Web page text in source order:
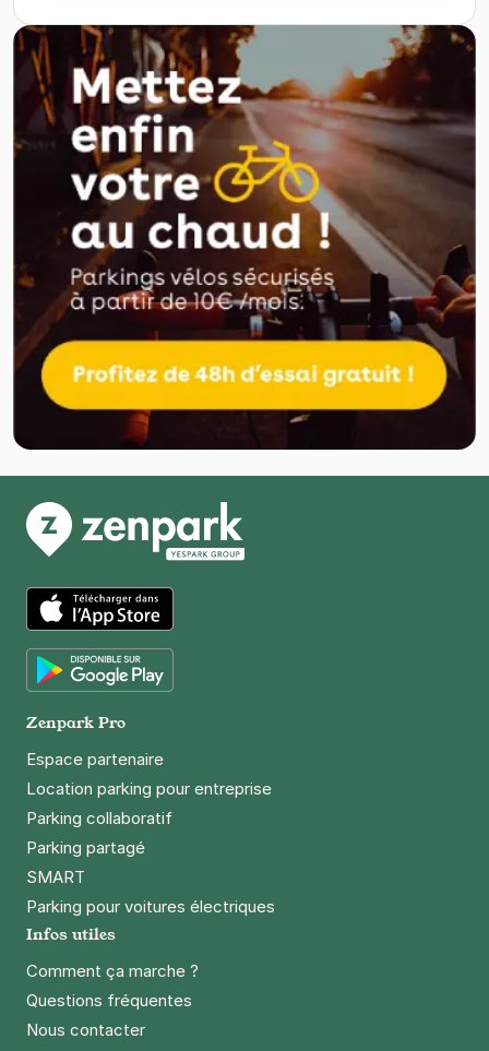
App Store
Zenpark Pro
Espace partenaire
Location parking pour entreprise
Parking collaboratif
Parking partagé
SMART
Parking pour voitures électriques
Infos utiles
Comment ça marche ?
Questions fréquentes
Nous contacter